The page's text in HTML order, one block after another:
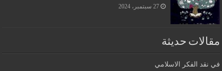
27 سبتمبر، 2024
مقالات حديثة
في نقد الفكر الاسلامي